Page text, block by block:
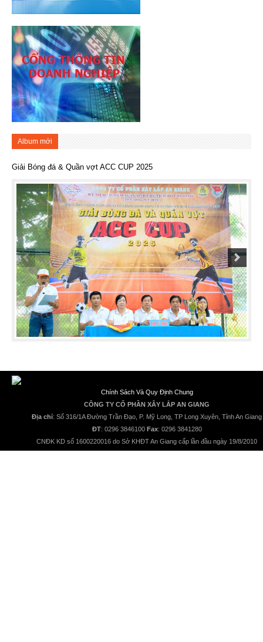
Album mới
Giải Bóng đá & Quần vợt ACC CUP 2025
Chính Sách Và Quy Định Chung
CÔNG TY CỔ PHẦN XÂY LẮP AN GIANG
Địa chỉ: Số 316/1A Đường Trần Đạo, P. Mỹ Long, TP Long Xuyên, Tỉnh An Giang
ĐT: 0296 3846100 Fax: 0296 3841280
CNĐK KD số 1600220016 do Sở KHĐT An Giang cấp lần đầu ngày 19/8/2010